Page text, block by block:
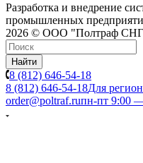
Разработка и внедрение
промышленных
2026 © ООО "Полтраф
Найти
8 (812) 646-54-18
8 (812) 646-54-18Для
order@poltraf.ruпн-пт 9:00